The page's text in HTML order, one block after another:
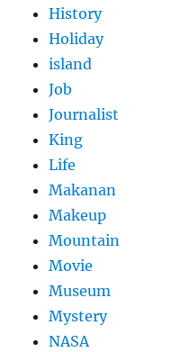
History
Holiday
island
Job
Journalist
King
Life
Makanan
Makeup
Mountain
Movie
Museum
Mystery
NASA